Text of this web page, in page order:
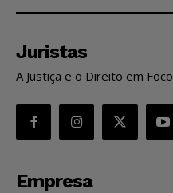
Juristas
A Justiça e o Direito em Foco
Empresa